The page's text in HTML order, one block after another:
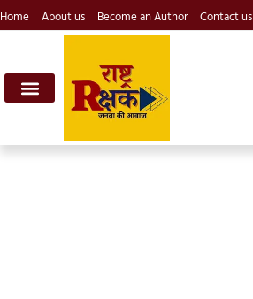
Home About us Become an Author Contact us